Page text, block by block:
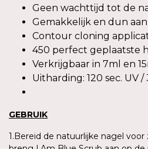
Geen wachttijd tot de
Gemakkelijk en dun
Contour cloning
450 perfect geplaatste
Verkrijgbaar in 7ml en
Uitharding: 120 sec. UV /
GEBRUIK
1.Bereid de natuurlijke nagel voor